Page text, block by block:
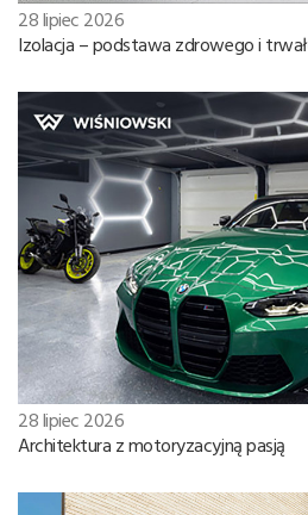
28 lipiec 2026
Izolacja – podstawa zdrowego i
28 lipiec 2026
Architektura z motoryzacyjną pasją